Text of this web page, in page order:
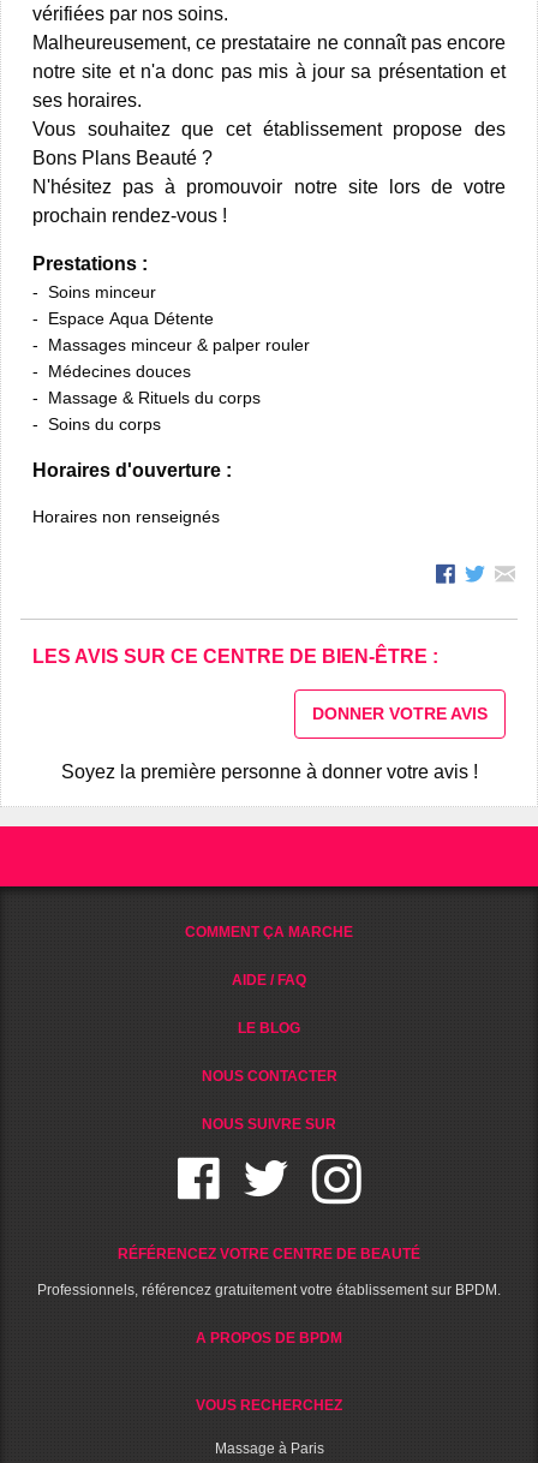
vérifiées par nos soins.
Malheureusement, ce prestataire ne connaît pas encore
notre site et n'a donc pas mis à jour sa présentation et
ses horaires.
Vous souhaitez que cet établissement propose des
Bons Plans Beauté ?
N'hésitez pas à promouvoir notre site lors de votre
prochain rendez-vous !
Prestations :
Soins minceur
Espace Aqua Détente
Massages minceur & palper rouler
Médecines douces
Massage & Rituels du corps
Soins du corps
Horaires d'ouverture :
Horaires non renseignés
LES AVIS SUR CE CENTRE DE BIEN-ÊTRE :
DONNER VOTRE AVIS
Soyez la première personne à donner votre avis !
COMMENT ÇA MARCHE
AIDE / FAQ
LE BLOG
NOUS CONTACTER
NOUS SUIVRE SUR
RÉFÉRENCEZ VOTRE CENTRE DE BEAUTÉ
Professionnels, référencez gratuitement votre établissement sur BPDM.
A PROPOS DE BPDM
VOUS RECHERCHEZ
Massage à Paris